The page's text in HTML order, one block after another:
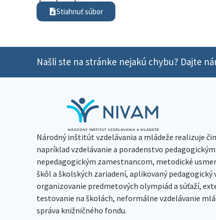
Stiahnuť súbor
Našli ste na stránke nejakú chybu? Dajte
Národný inštitút vzdelávania a mládeže realizuje
napríklad vzdelávanie a poradenstvo pedagogickým
nepedagogickým zamestnancom, metodické
škôl a školských zariadení, aplikovaný pedagogický
organizovanie predmetových olympiád a súťaží,
testovanie na školách, neformálne vzdelávanie
správa knižničného fondu.